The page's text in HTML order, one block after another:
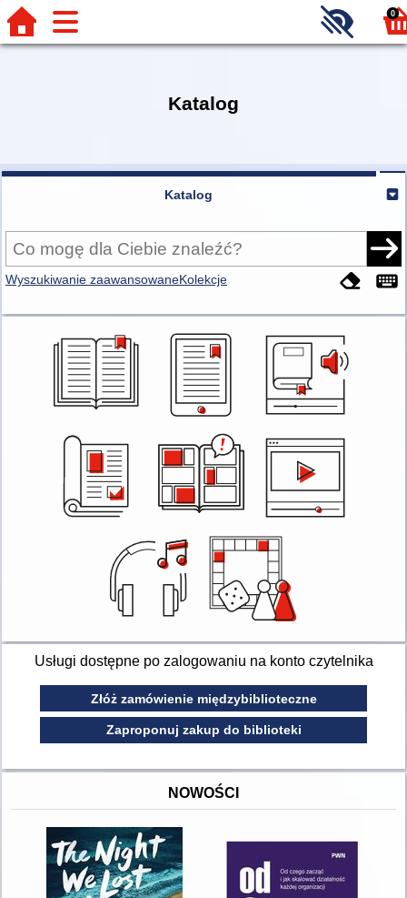
0
Katalog
Katalog
Wyszukiwanie zaawansowaneKolekcje
Usługi dostępne po zalogowaniu na konto czytelnika
Złóż zamówienie międzybiblioteczne
Zaproponuj zakup do biblioteki
NOWOŚCI